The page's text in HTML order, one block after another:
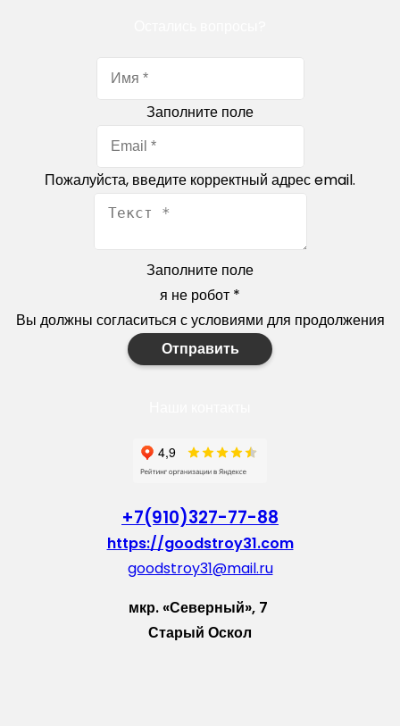
Заполните поле
Пожалуйста, введите корректный адрес email.
Заполните поле
я не робот *
Вы должны согласиться с условиями для продолжения
Отправить
+7(910)327-77-88
https://goodstroy31.com
goodstroy31@mail.ru
мкр. «Северный», 7
Старый Оскол